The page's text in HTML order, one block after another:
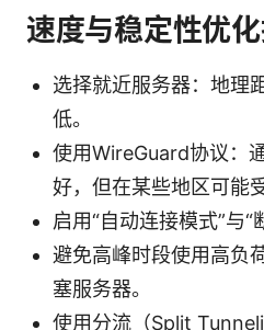
速度与稳定性优
选择就近服务器：地理
低。
使用WireGuard协议：
好，但在某些地区可能
启用“自动连接模式”与“
避免高峰时段使用高负
塞服务器。
使用分流（Split